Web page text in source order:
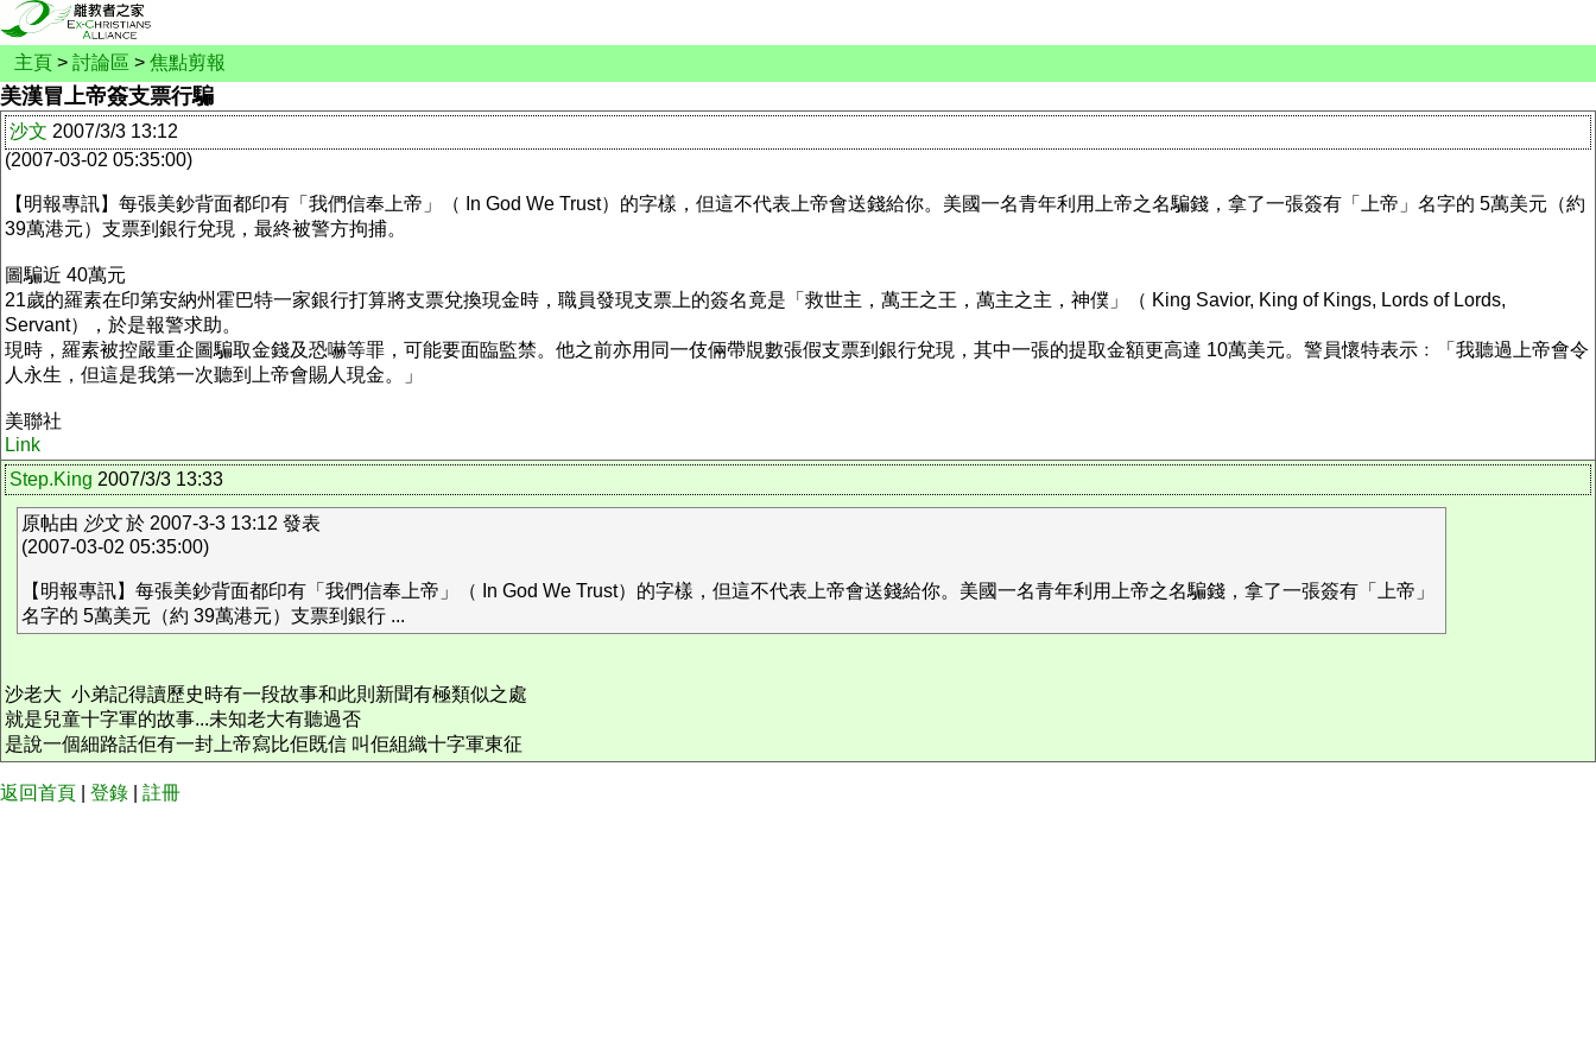
主頁 > 討論區 > 焦點剪報
美漢冒上帝簽支票行騙
沙文 2007/3/3 13:12
(2007-03-02 05:35:00)
【明報專訊】每張美鈔背面都印有「我們信奉上帝」（ In God We Trust）的字樣，但這不代表上帝會送錢給你。美國一名青年利用上帝之名騙錢，拿了一張簽有「上帝」名字的 5萬美元（約
39萬港元）支票到銀行兌現，最終被警方拘捕。
圖騙近 40萬元
21歲的羅素在印第安納州霍巴特一家銀行打算將支票兌換現金時，職員發現支票上的簽名竟是「救世主，萬王之王，萬主之主，神僕」（ King Savior, King of Kings, Lords of Lords,
Servant），於是報警求助。
現時，羅素被控嚴重企圖騙取金錢及恐嚇等罪，可能要面臨監禁。他之前亦用同一伎倆帶覑數張假支票到銀行兌現，其中一張的提取金額更高達 10萬美元。警員懷特表示﹕「我聽過上帝會令
人永生，但這是我第一次聽到上帝會賜人現金。」
美聯社
Link
Step.King 2007/3/3 13:33
原帖由 沙文於 2007-3-3 13:12 發表
(2007-03-02 05:35:00)
【明報專訊】每張美鈔背面都印有「我們信奉上帝」（ In God We Trust）的字樣，但這不代表上帝會送錢給你。美國一名青年利用上帝之名騙錢，拿了一張簽有「上帝」
名字的 5萬美元（約 39萬港元）支票到銀行 ...
沙老大 小弟記得讀歷史時有一段故事和此則新聞有極類似之處
就是兒童十字軍的故事...未知老大有聽過否
是說一個細路話佢有一封上帝寫比佢既信 叫佢組織十字軍東征
返回首頁 登錄 註冊